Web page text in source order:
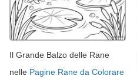
Il Grande Balzo delle Rane
nelle Pagine Rane da Colorare